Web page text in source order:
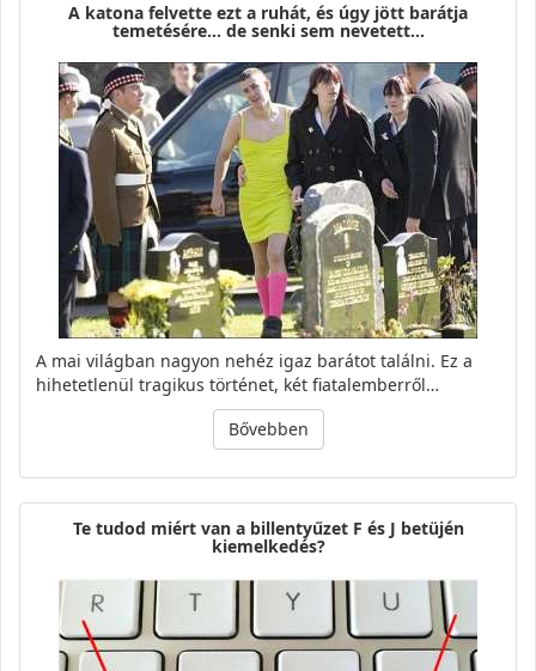
A katona felvette ezt a ruhát, és úgy jött barátja
temetésére… de senki sem nevetett…
A mai világban nagyon nehéz igaz barátot találni. Ez a
hihetetlenül tragikus történet, két fiatalemberről…
Bővebben
Te tudod miért van a billentyűzet F és J betüjén
kiemelkedés?